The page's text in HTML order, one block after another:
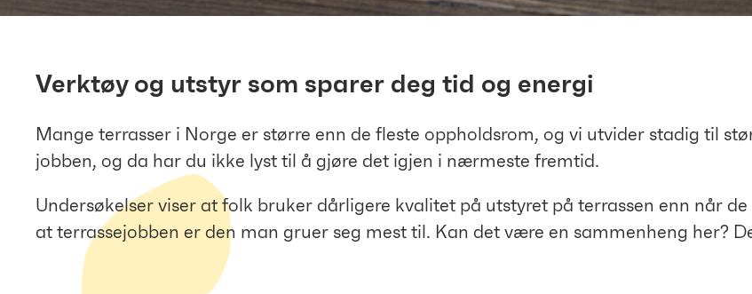
Verktøy og utstyr som sparer deg tid og energi
Mange terrasser i Norge er større enn de fleste oppholdsrom, og vi utvider stadig til
jobben, og da har du ikke lyst til å gjøre det igjen i nærmeste fremtid.
Undersøkelser viser at folk bruker dårligere kvalitet på utstyret på terrassen enn når
at terrassejobben er den man gruer seg mest til. Kan det være en sammenheng her?